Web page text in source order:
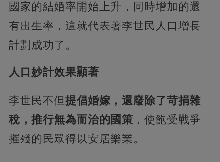
國家的結婚率開始上升，同時增加的還
有出生率，這就代表著李世民人口增長
計劃成功了。
人口妙計效果顯著
李世民不但提倡婚嫁，還廢除了苛捐雜
稅，推行無為而治的國策 ，使飽受戰爭
摧殘的民眾得以安居樂業。